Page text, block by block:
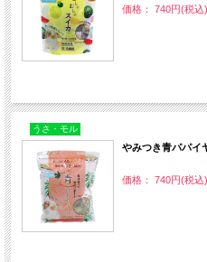
価格： 740円(税込)
うさ・モル
やみつき青パパ
価格： 740円(税込)